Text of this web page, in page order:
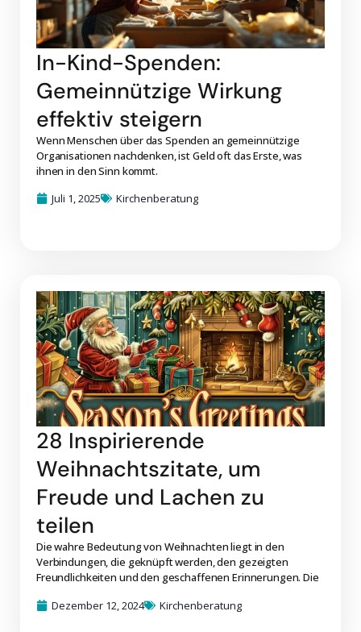
In-Kind-Spenden:
Gemeinnützige Wirkung
effektiv steigern
Wenn Menschen über das Spenden an gemeinnützige
Organisationen nachdenken, ist Geld oft das Erste, was
ihnen in den Sinn kommt.
Juli 1, 2025
Kirchenberatung
28 Inspirierende
Weihnachtszitate, um
Freude und Lachen zu
teilen
Die wahre Bedeutung von Weihnachten liegt in den
Verbindungen, die geknüpft werden, den gezeigten
Freundlichkeiten und den geschaffenen Erinnerungen. Die
Dezember 12, 2024
Kirchenberatung